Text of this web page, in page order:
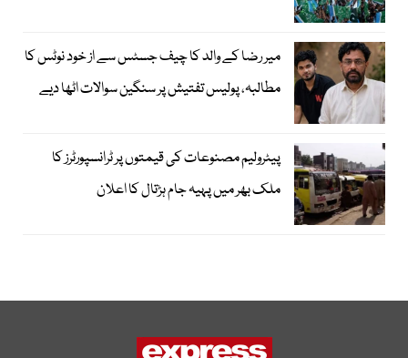
میر رضا کے والد کا چیف جسٹس سے از خود نوٹس کا
مطالبہ، پولیس تفتیش پر سنگین سوالات اٹھا دیے
پیٹرولیم مصنوعات کی قیمتوں پر ٹرانسپورٹرز کا
ملک بھر میں پہیہ جام ہڑتال کا اعلان